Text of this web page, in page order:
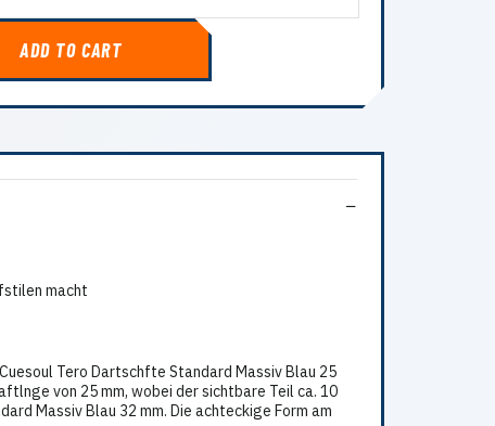
ADD TO CART
macht
Tero Dartschfte Standard Massiv Blau 25
von 25 mm, wobei der sichtbare Teil ca. 10
Massiv Blau 32 mm. Die achteckige Form am